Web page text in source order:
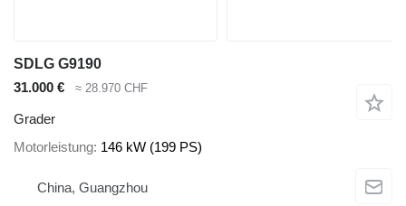
SDLG G9190
31.000 €
≈ 28.970 CHF
Grader
Motorleistung 146 kW (199 PS)
China, Guangzhou